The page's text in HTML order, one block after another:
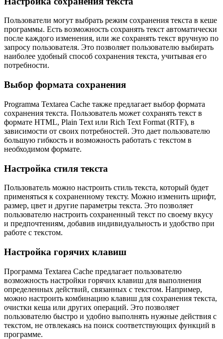
Пользователи могут выбрать режим сохранения текста в кеше
программы. Есть возможность сохранять текст автоматически
после каждого изменения, или же сохранять текст вручную по
запросу пользователя. Это позволяет пользователю выбирать
наиболее удобный способ сохранения текста, учитывая его
потребности.
Выбор формата сохранения
Programмa Textarea Cache также предлагает выбор формата
сохранения текста. Пользователь может сохранять текст в
формате HTML, Plain Text или Rich Text Format (RTF), в
зависимости от своих потребностей. Это дает пользователю
большую гибкость и возможность работать с текстом в
необходимом формате.
Настройка стиля текста
Пользователь можно настроить стиль текста, который будет
применяться к сохраненному тексту. Можно изменить шрифт,
размер, цвет и другие параметры текста. Это позволяет
пользователю настроить сохраненный текст по своему вкусу
и предпочтениям, добавив индивидуальность и удобство при
работе с текстом.
Настройка горячих клавиш
Программа Textarea Cache предлагает пользователю
возможность настройки горячих клавиш для выполнения
определенных действий, связанных с текстом. Например,
можно настроить комбинацию клавиш для сохранения текста,
очистки кеша или других операций. Это позволяет
пользователю быстро и удобно выполнять нужные действия с
текстом, не отвлекаясь на поиск соответствующих функций в
программе.